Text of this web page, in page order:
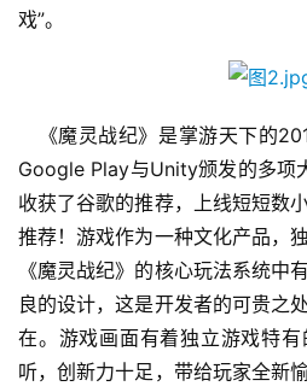
游
茶
原
创
游
戏
戏”。
《魔灵战纪》是掌游天下的
Google Play与Unity颁发的多项
收获了谷歌的推荐，上线短短数
推荐！游戏作为一种文化产品，
《魔灵战纪》的核心玩法系统中
良的设计，这是开发者的可贵之
在。游戏画面有着独立游戏特
听，创新力十足，带给玩家全新